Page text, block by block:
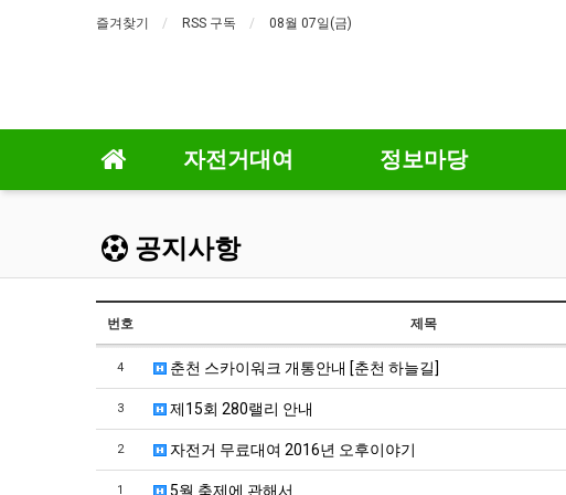
즐겨찾기 RSS 구독 08월 07일(금)
자전거대여 정보마당
공지사항
번호 제목
4 춘천 스카이워크 개통안내 [춘천 하늘길]
3 제15회 280랠리 안내
2 자전거 무료대여 2016년 오후이야기
1 5월 축제에 관해서